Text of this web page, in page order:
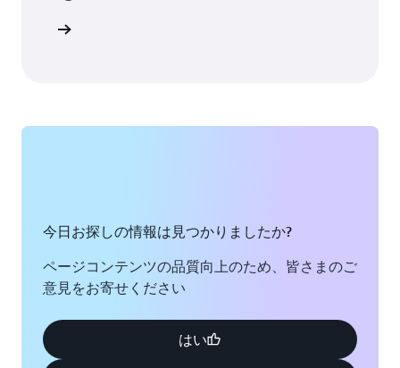
今日お探しの情報は見つかりましたか?
ページコンテンツの品質向上のため、皆さまのご
意見をお寄せください
はい